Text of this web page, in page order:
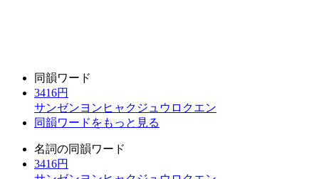
同韻ワード
3416円
サンゼンヨンヒャクジュウロクエン
同韻ワードをもっと見る
名詞の同韻ワード
3416円